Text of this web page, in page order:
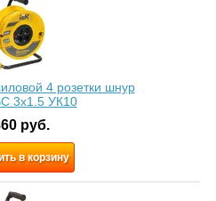
4 розетки шнур
3x1.5 УК10
руб.
в корзину